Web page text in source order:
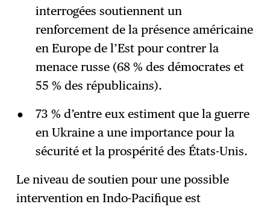
interrogées soutiennent un
renforcement de la présence américaine
en Europe de l’Est pour contrer la
menace russe (68 % des démocrates et
55 % des républicains).
73 % d’entre eux estiment que la guerre
en Ukraine a une importance pour la
sécurité et la prospérité des États-Unis.
Le niveau de soutien pour une possible
intervention en Indo-Pacifique est